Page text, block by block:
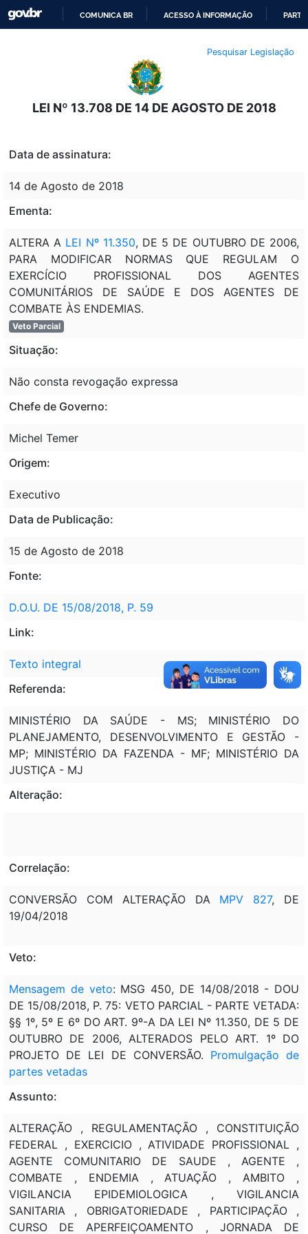
O
CONTEÚDO
COMUNICA BR ACESSO À INFORMAÇÃO
Pesquisar Legislação
LEI Nº 13.708 DE 14 DE AGOSTO DE 2018
Data de assinatura:
14 de Agosto de 2018
Ementa:
ALTERA A LEI Nº 11.350, DE 5 DE OUTUBRO DE 2006,
PARA MODIFICAR NORMAS QUE REGULAM O
EXERCÍCIO PROFISSIONAL DOS AGENTES
COMUNITÁRIOS DE SAÚDE E DOS AGENTES DE
COMBATE ÀS ENDEMIAS.
Veto Parcial
Situação:
Não consta revogação expressa
Chefe de Governo:
Michel Temer
Origem:
Executivo
Data de Publicação:
15 de Agosto de 2018
Fonte:
D.O.U. DE 15/08/2018, P. 59
Link:
Texto integral
Referenda:
MINISTÉRIO DA SAÚDE - MS; MINISTÉRIO DO
PLANEJAMENTO, DESENVOLVIMENTO E GESTÃO -
MP; MINISTÉRIO DA FAZENDA - MF; MINISTÉRIO DA
JUSTIÇA - MJ
Alteração:
Correlação:
CONVERSÃO COM ALTERAÇÃO DA MPV 827, DE
19/04/2018
Veto:
Mensagem de veto: MSG 450, DE 14/08/2018 - DOU
DE 15/08/2018, P. 75: VETO PARCIAL - PARTE VETADA:
§§ 1º, 5º E 6º DO ART. 9º-A DA LEI Nº 11.350, DE 5 DE
OUTUBRO DE 2006, ALTERADOS PELO ART. 1º DO
PROJETO DE LEI DE CONVERSÃO. Promulgação de
partes vetadas
Assunto:
ALTERAÇÃO , REGULAMENTAÇÃO , CONSTITUIÇÃO
FEDERAL , EXERCICIO , ATIVIDADE PROFISSIONAL ,
AGENTE COMUNITARIO DE SAUDE , AGENTE ,
COMBATE , ENDEMIA , ATUAÇÃO , AMBITO ,
VIGILANCIA EPIDEMIOLOGICA , VIGILANCIA
SANITARIA , OBRIGATORIEDADE , PARTICIPAÇÃO ,
CURSO DE APERFEIÇOAMENTO , JORNADA DE